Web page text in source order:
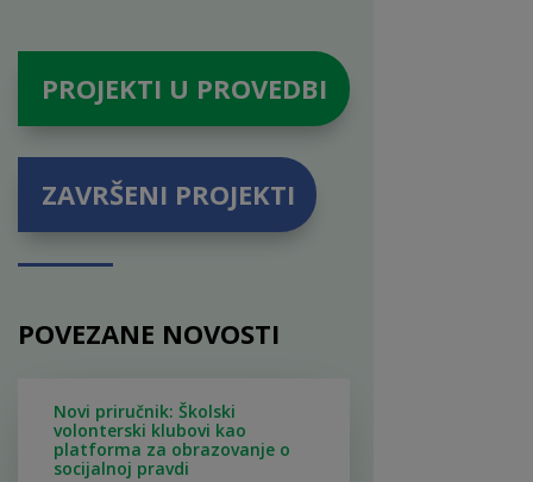
PROJEKTI U PROVEDBI
ZAVRŠENI PROJEKTI
POVEZANE NOVOSTI
Novi priručnik: Školski
volonterski klubovi kao
platforma za obrazovanje o
socijalnoj pravdi